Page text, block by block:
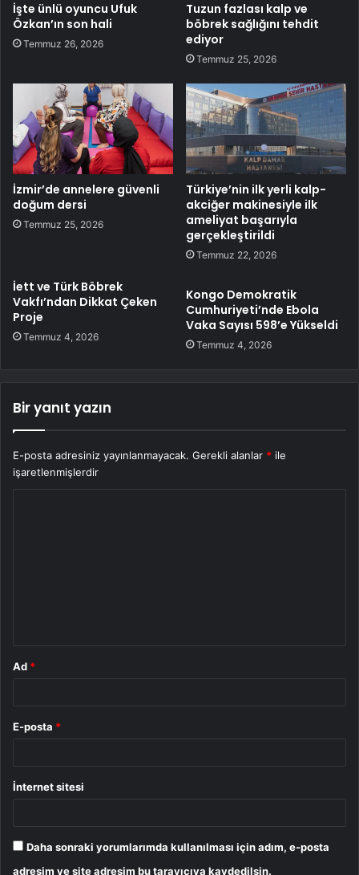
İşte ünlü oyuncu Ufuk
Özkan’ın son hali
Temmuz 26, 2026
Tuzun fazlası kalp ve
böbrek sağlığını tehdit
ediyor
Temmuz 25, 2026
İzmir’de annelere güvenli
doğum dersi
Temmuz 25, 2026
Türkiye’nin ilk yerli kalp-
akciğer makinesiyle ilk
ameliyat başarıyla
gerçekleştirildi
Temmuz 22, 2026
İett ve Türk Böbrek
Vakfı’ndan Dikkat Çeken
Proje
Temmuz 4, 2026
Kongo Demokratik
Cumhuriyeti’nde Ebola
Vaka Sayısı 598’e Yükseldi
Temmuz 4, 2026
Bir yanıt yazın
E-posta adresiniz yayınlanmayacak. Gerekli alanlar * ile
işaretlenmişlerdir
Ad *
E-posta *
İnternet sitesi
Daha sonraki yorumlarımda kullanılması için adım, e-posta
adresim ve site adresim bu tarayıcıya kaydedilsin.